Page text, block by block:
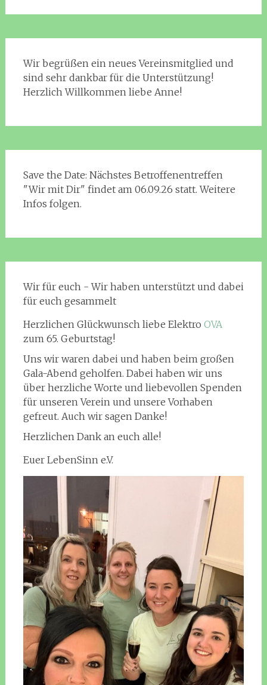
Wir begrüßen ein neues Vereinsmitglied und
sind sehr dankbar für die Unterstützung!
Herzlich Willkommen liebe Anne!
Save the Date: Nächstes Betroffenentreffen
"Wir mit Dir" findet am 06.09.26 statt. Weitere
Infos folgen.
Wir für euch - Wir haben unterstützt und dabei
für euch gesammelt
Herzlichen Glückwunsch liebe Elektro OVA
zum 65. Geburtstag!
Uns wir waren dabei und haben beim großen
Gala-Abend geholfen. Dabei haben wir uns
über herzliche Worte und liebevollen Spenden
für unseren Verein und unsere Vorhaben
gefreut. Auch wir sagen Danke!
Herzlichen Dank an euch alle!
Euer LebenSinn e.V.